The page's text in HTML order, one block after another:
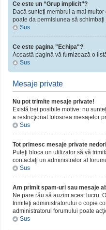
Ce este un “Grup implicit”?
Dacă sunteţi membrul a mai
poate da permisiunea să
Sus
Ce este pagina "Echipa"?
Această pagină vă furnizează o
Sus
Mesaje private
Nu pot trimite mesaje private!
Există trei posibile motive: nu
a restricţionat folosirea mesajelor
Sus
Tot primesc mesaje private
Puteţi bloca un utilizator să vă
contactaţi un administrator al
Sus
Am primit spam-uri sau mesaje
Ne pare rău să auzim acest lucru.
trimiteţi administratorului o copie
administratorul forumului poate
Sus